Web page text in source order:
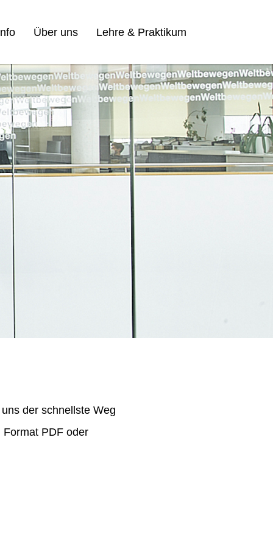
Über uns Lehre & Praktikum
der schnellste Weg
PDF oder